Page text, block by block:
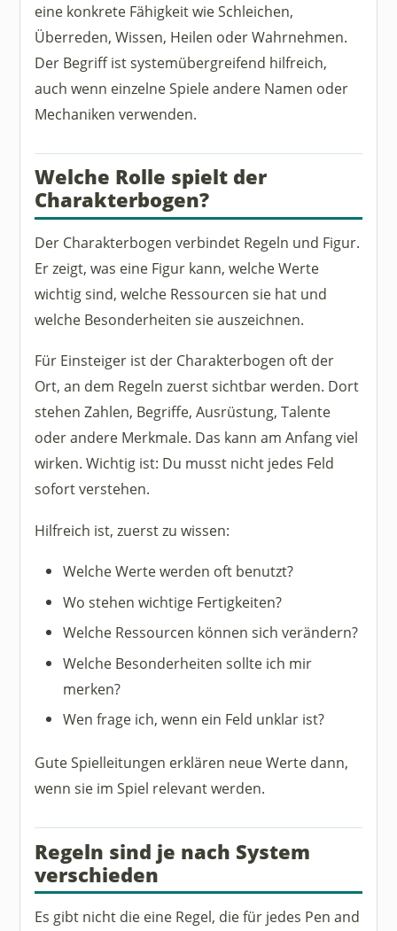
eine konkrete Fähigkeit wie Schleichen,
Überreden, Wissen, Heilen oder Wahrnehmen.
Der Begriff ist systemübergreifend hilfreich,
auch wenn einzelne Spiele andere Namen oder
Mechaniken verwenden.
Welche Rolle spielt der
Charakterbogen?
Der Charakterbogen verbindet Regeln und Figur.
Er zeigt, was eine Figur kann, welche Werte
wichtig sind, welche Ressourcen sie hat und
welche Besonderheiten sie auszeichnen.
Für Einsteiger ist der Charakterbogen oft der
Ort, an dem Regeln zuerst sichtbar werden. Dort
stehen Zahlen, Begriffe, Ausrüstung, Talente
oder andere Merkmale. Das kann am Anfang viel
wirken. Wichtig ist: Du musst nicht jedes Feld
sofort verstehen.
Hilfreich ist, zuerst zu wissen:
Welche Werte werden oft benutzt?
Wo stehen wichtige Fertigkeiten?
Welche Ressourcen können sich verändern?
Welche Besonderheiten sollte ich mir
merken?
Wen frage ich, wenn ein Feld unklar ist?
Gute Spielleitungen erklären neue Werte dann,
wenn sie im Spiel relevant werden.
Regeln sind je nach System
verschieden
Es gibt nicht die eine Regel, die für jedes Pen and